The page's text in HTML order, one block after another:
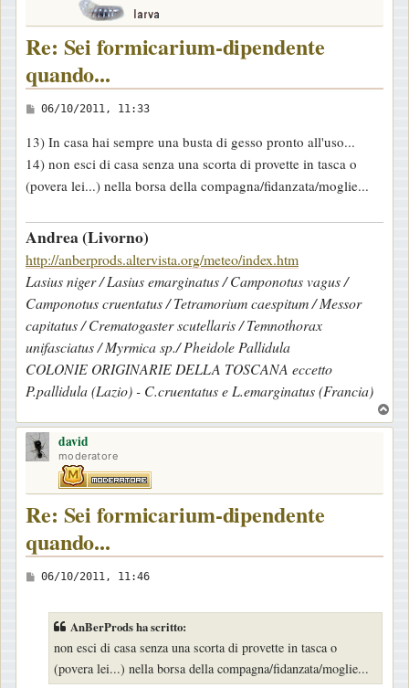
Re: Sei formicarium-dipendente
quando...
M
s
s
a
g
i
o
06/10/2011, 11:33
13) In casa hai sempre una busta di gesso pronto all'uso...
14) non esci di casa senza una scorta di provette in tasca o
(povera lei...) nella borsa della compagna/fidanzata/moglie...
Andrea (Livorno)
http://anberprods.altervista.org/meteo/index.htm
Lasius niger / Lasius emarginatus / Camponotus vagus /
Camponotus cruentatus / Tetramorium caespitum / Messor
capitatus / Crematogaster scutellaris / Temnothorax
unifasciatus / Myrmica sp./ Pheidole Pallidula
COLONIE ORIGINARIE DELLA TOSCANA eccetto
P.pallidula (Lazio) - C.cruentatus e L.emarginatus (Francia)
o
david
moderatore
Re: Sei formicarium-dipendente
quando...
M
06/10/2011, 11:46
AnBerProds ha scritto:
non esci di casa senza una scorta di provette in tasca o
(povera lei...) nella borsa della compagna/fidanzata/moglie...